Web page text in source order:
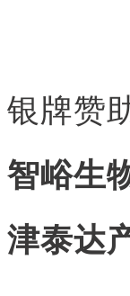
银牌赞
智峪生
津泰达